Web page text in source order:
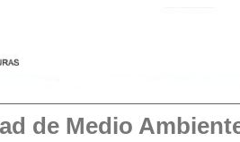
de Medio